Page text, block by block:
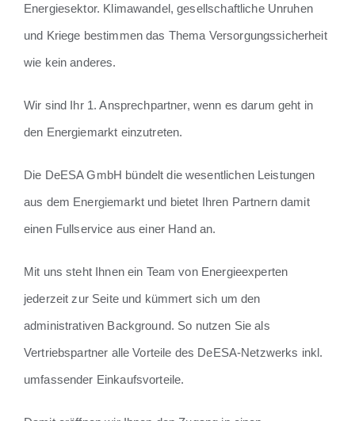
Energiesektor. Klimawandel, gesellschaftliche Unruhen
und Kriege bestimmen das Thema Versorgungssicherheit
wie kein anderes.
Wir sind Ihr 1. Ansprechpartner, wenn es darum geht in
den Energiemarkt einzutreten.
Die DeESA GmbH bündelt die wesentlichen Leistungen
aus dem Energiemarkt und bietet Ihren Partnern damit
einen Fullservice aus einer Hand an.
Mit uns steht Ihnen ein Team von Energieexperten
jederzeit zur Seite und kümmert sich um den
administrativen Background. So nutzen Sie als
Vertriebspartner alle Vorteile des DeESA-Netzwerks inkl.
umfassender Einkaufsvorteile.